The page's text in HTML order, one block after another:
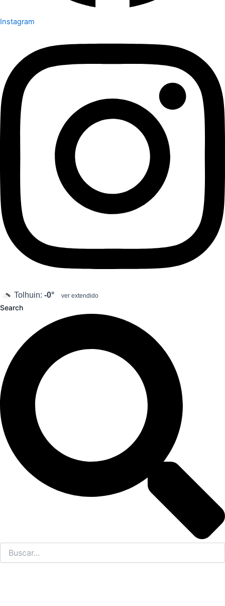
Instagram
Tolhuin: -0° ver extendido
Search